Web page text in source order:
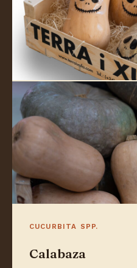
CUCURBITA SPP.
Calabaza